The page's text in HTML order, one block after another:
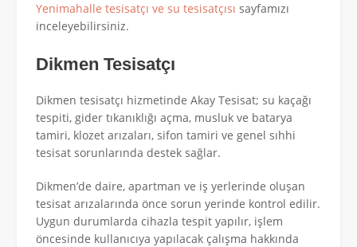
Yenimahalle tesisatçı ve su tesisatçısı sayfamızı
inceleyebilirsiniz.
Dikmen Tesisatçı
Dikmen tesisatçı hizmetinde Akay Tesisat; su kaçağı
tespiti, gider tıkanıklığı açma, musluk ve batarya
tamiri, klozet arızaları, sifon tamiri ve genel sıhhi
tesisat sorunlarında destek sağlar.
Dikmen’de daire, apartman ve iş yerlerinde oluşan
tesisat arızalarında önce sorun yerinde kontrol edilir.
Uygun durumlarda cihazla tespit yapılır, işlem
öncesinde kullanıcıya yapılacak çalışma hakkında